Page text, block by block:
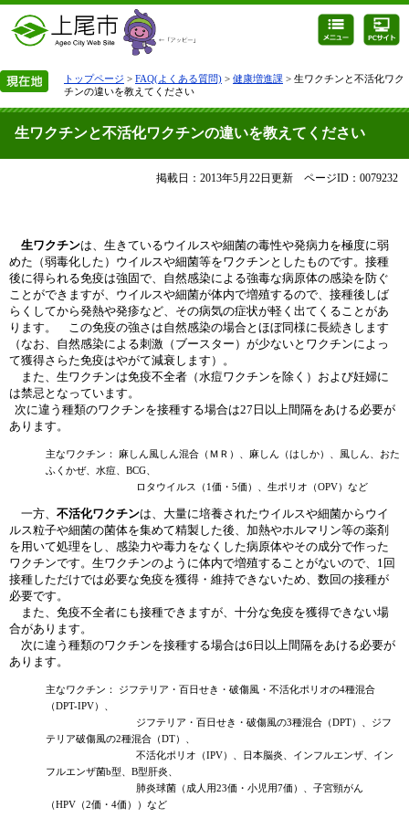
トップページ > FAQ(よくある質問) > 健康増進課 > 生ワクチンと不活化ワク
チンの違いを教えてください
生ワクチンと不活化ワクチンの違いを教えてください
掲載日：2013年5月22日更新 ページID：0079232
生ワクチンは、生きているウイルスや細菌の毒性や発病力を極度に弱
めた（弱毒化した）ウイルスや細菌等をワクチンとしたものです。接種
後に得られる免疫は強固で、自然感染による強毒な病原体の感染を防ぐ
ことができますが、ウイルスや細菌が体内で増殖するので、接種後しば
らくしてから発熱や発疹など、その病気の症状が軽く出てくることがあ
ります。 この免疫の強さは自然感染の場合とほぼ同様に長続きします
（なお、自然感染による刺激（ブースター）が少ないとワクチンによっ
て獲得さらた免疫はやがて減衰します）。
また、生ワクチンは免疫不全者（水痘ワクチンを除く）および妊婦に
は禁忌となっています。
次に違う種類のワクチンを接種する場合は27日以上間隔をあける必要が
あります。
主なワクチン： 麻しん風しん混合（ＭＲ）、麻しん（はしか）、風しん、おた
ふくかぜ、水痘、BCG、
ロタウイルス（1価・5価）、生ポリオ（OPV）など
一方、 不活化ワクチンは、大量に培養されたウイルスや細菌からウイ
ルス粒子や細菌の菌体を集めて精製した後、加熱やホルマリン等の薬剤
を用いて処理をし、感染力や毒力をなくした病原体やその成分で作った
ワクチンです。生ワクチンのように体内で増殖することがないので、1回
接種しただけでは必要な免疫を獲得・維持できないため、数回の接種が
必要です。
また、免疫不全者にも接種できますが、十分な免疫を獲得できない場
合があります。
次に違う種類のワクチンを接種する場合は6日以上間隔をあける必要が
あります。
主なワクチン： ジフテリア・百日せき・破傷風・不活化ポリオの4種混合
（DPT-IPV）、
ジフテリア・百日せき・破傷風の3種混合（DPT）、ジフ
テリア破傷風の2種混合（DT）、
不活化ポリオ（IPV）、日本脳炎、インフルエンザ、イン
フルエンザ菌b型、B型肝炎、
肺炎球菌（成人用23価・小児用7価）、子宮頸がん
（HPV（2価・4価））など